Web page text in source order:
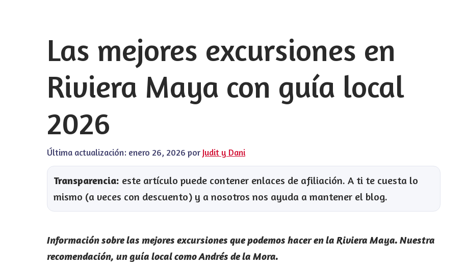
Las mejores excursiones en
Riviera Maya con guía local
2026
Última actualización: enero 26, 2026 por Judit y Dani
Transparencia: este artículo puede contener enlaces de afiliación. A ti te cuesta lo
mismo (a veces con descuento) y a nosotros nos ayuda a mantener el blog.
Información sobre las mejores excursiones que podemos hacer en la Riviera Maya. Nuestra
recomendación, un guía local como Andrés de la Mora.